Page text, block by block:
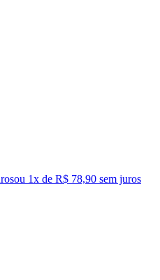
ou 1x de R$ 78,90 sem juros